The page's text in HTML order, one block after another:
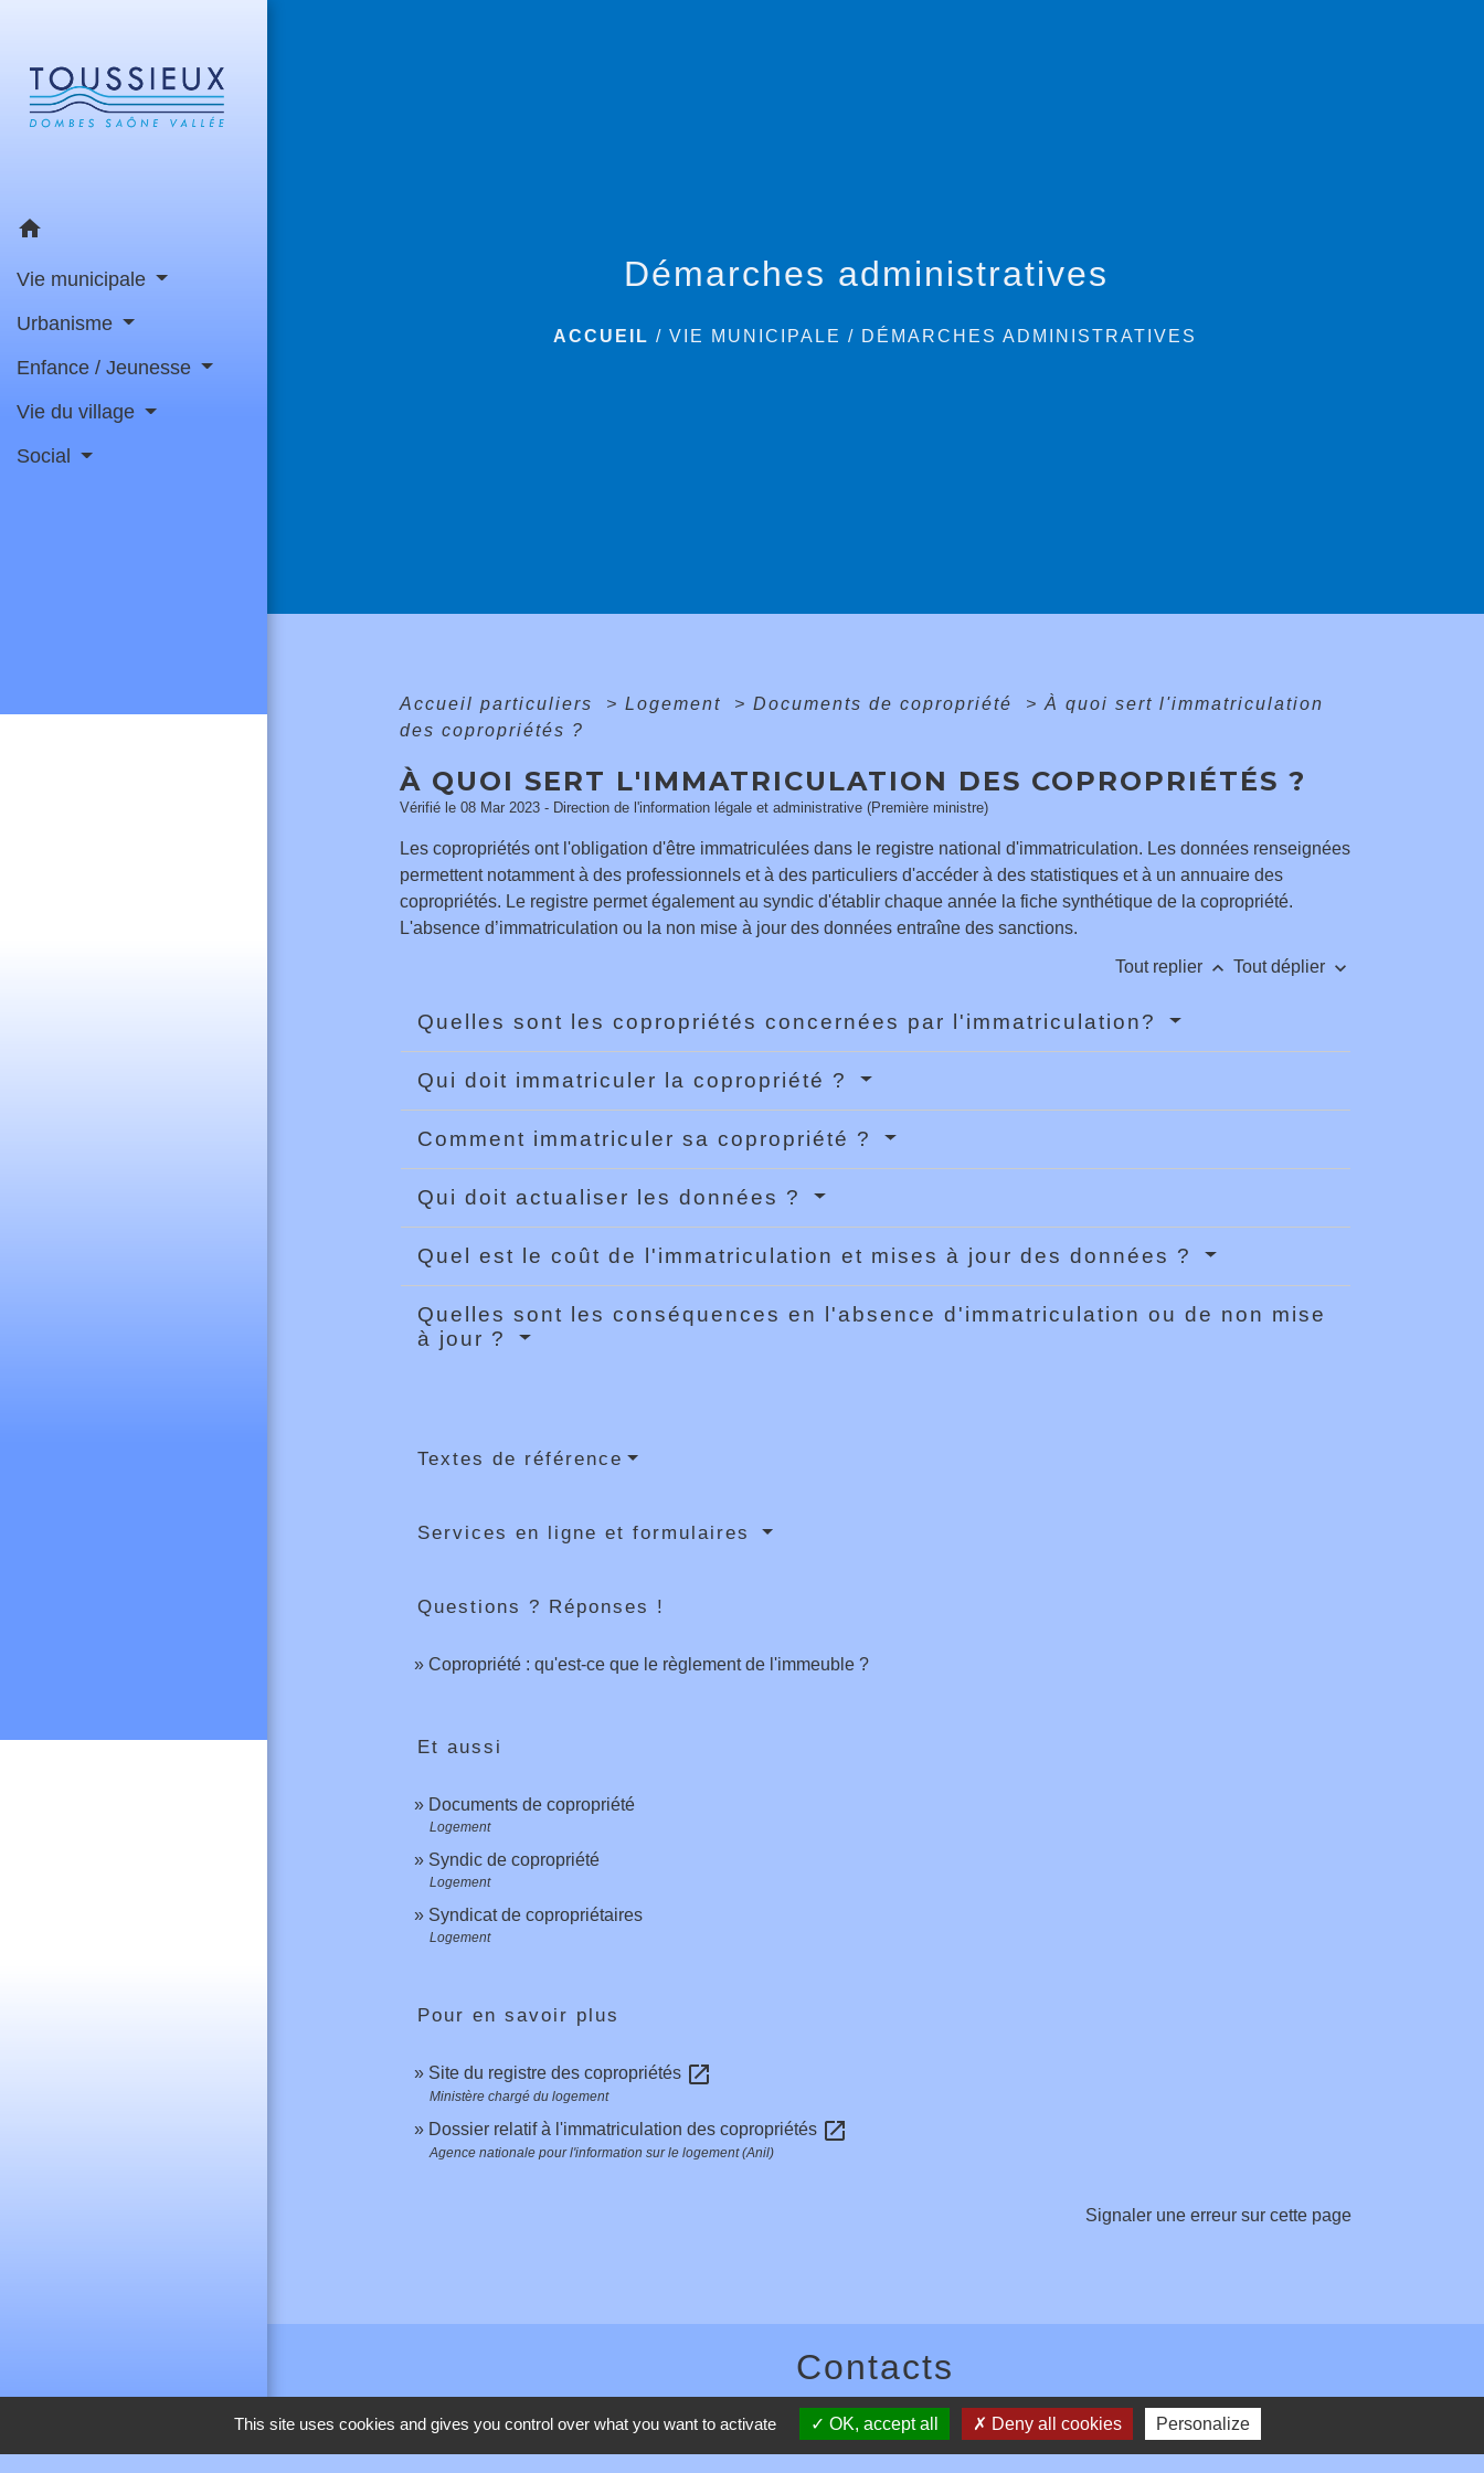
home
Vie municipale
Urbanisme
Enfance / Jeunesse
Vie du village
Social
Démarches administratives
ACCUEIL /VIE MUNICIPALE / DÉMARCHES ADMINISTRATIVES
Accueil particuliers > Logement > Documents de copropriété > À quoi sert l'immatriculation
des copropriétés ?
À QUOI SERT L'IMMATRICULATION DES COPROPRIÉTÉS ?
Vérifié le 08 Mar 2023 - Direction de l'information légale et administrative (Première ministre)
Les copropriétés ont l'obligation d'être immatriculées dans le registre national d'immatriculation. Les données renseignées
permettent notamment à des professionnels et à des particuliers d'accéder à des statistiques et à un annuaire des
copropriétés. Le registre permet également au syndic d'établir chaque année la fiche synthétique de la copropriété.
L'absence d’immatriculation ou la non mise à jour des données entraîne des sanctions.
Tout replier keyboard_arrow_up Tout déplier keyboard_arrow_down
Quelles sont les copropriétés concernées par l'immatriculation?
Qui doit immatriculer la copropriété ?
Comment immatriculer sa copropriété ?
Qui doit actualiser les données ?
Quel est le coût de l'immatriculation et mises à jour des données ?
Quelles sont les conséquences en l'absence d'immatriculation ou de non mise
à jour ?
Textes de référence
Services en ligne et formulaires
Questions ? Réponses !
Copropriété : qu'est-ce que le règlement de l'immeuble ?
Et aussi
Documents de copropriété
Logement
Syndic de copropriété
Logement
Syndicat de copropriétaires
Logement
Pour en savoir plus
Site du registre des copropriétés open_in_new
Ministère chargé du logement
Dossier relatif à l'immatriculation des copropriétés open_in_new
Agence nationale pour l'information sur le logement (Anil)
Signaler une erreur sur cette page
Contacts
Commune de Toussieux
346, Route du Morbier
This site uses cookies and gives you control over what you want to activate OK, accept all Deny all cookies Personalize